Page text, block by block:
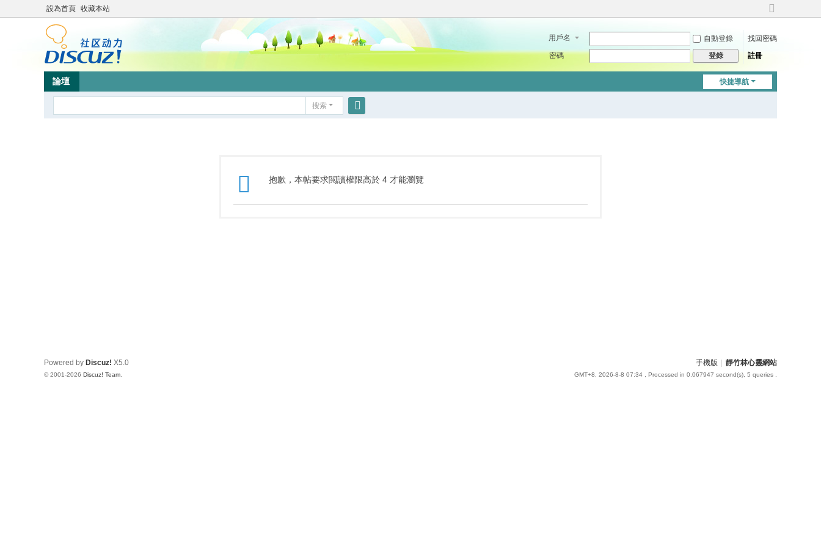
設為首頁 收藏本站
切
到
用戶名 自動登錄
找回密碼
密碼
登錄 註冊
快捷導航
論壇
搜索
抱歉，本帖要求閲讀權限高於 4 才能瀏覽
手機版 靜竹林心靈網站
GMT+8, 2026-8-8 07:34 , Processed in 0.067947 second(s), 5 queries .
Powered by Discuz! X5.0
© 2001-2026 Discuz! Team